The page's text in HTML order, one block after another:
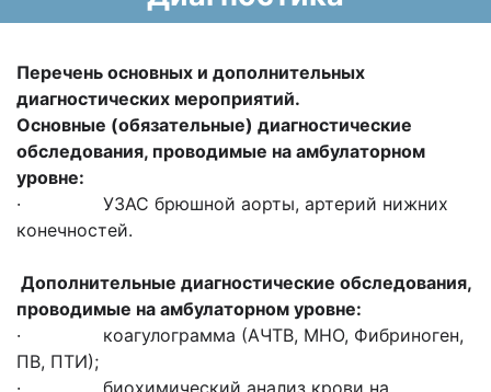
Перечень основных и дополнительных
диагностических мероприятий.
Основные (обязательные) диагностические
обследования, проводимые на амбулаторном
уровне:
· УЗАС брюшной аорты, артерий нижних
конечностей.
Дополнительные диагностические обследования,
проводимые на амбулаторном уровне:
· коагулограмма (АЧТВ, МНО, Фибриноген,
ПВ, ПТИ);
· биохимический анализ крови на